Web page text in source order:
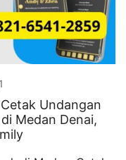
Undangan
Medan Denai,